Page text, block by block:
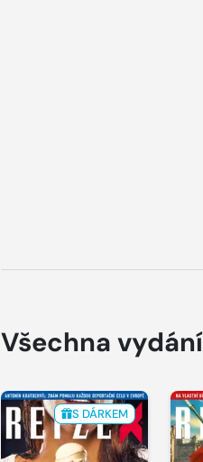
Všechna vydání
S DÁRKEM